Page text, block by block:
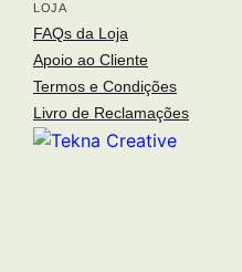
o fotógrafo
arquitetos
arquivo fotográfico
LOJA
FAQs da Loja
Apoio ao Cliente
Termos e Condições
Livro de Reclamações